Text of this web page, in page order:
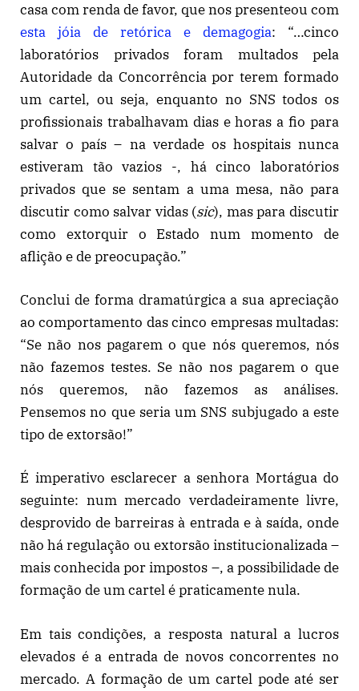
casa com renda de favor, que nos presenteou com
esta jóia de retórica e demagogia: “…cinco
laboratórios privados foram multados pela
Autoridade da Concorrência por terem formado
um cartel, ou seja, enquanto no SNS todos os
profissionais trabalhavam dias e horas a fio para
salvar o país – na verdade os hospitais nunca
estiveram tão vazios -, há cinco laboratórios
privados que se sentam a uma mesa, não para
discutir como salvar vidas (sic), mas para discutir
como extorquir o Estado num momento de
aflição e de preocupação.”
Conclui de forma dramatúrgica a sua apreciação
ao comportamento das cinco empresas multadas:
“Se não nos pagarem o que nós queremos, nós
não fazemos testes. Se não nos pagarem o que
nós queremos, não fazemos as análises.
Pensemos no que seria um SNS subjugado a este
tipo de extorsão!”
É imperativo esclarecer a senhora Mortágua do
seguinte: num mercado verdadeiramente livre,
desprovido de barreiras à entrada e à saída, onde
não há regulação ou extorsão institucionalizada –
mais conhecida por impostos –, a possibilidade de
formação de um cartel é praticamente nula.
Em tais condições, a resposta natural a lucros
elevados é a entrada de novos concorrentes no
mercado. A formação de um cartel pode até ser